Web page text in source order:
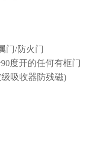
门/防火门
度开的任何有框门
吸收器防残磁)